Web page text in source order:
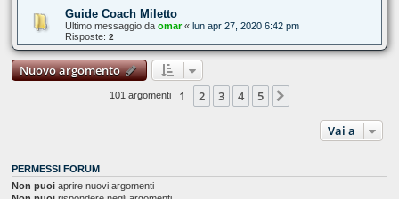
Guide Coach Miletto
Ultimo messaggio da omar« lun apr 27, 2020 6:42 pm
Risposte: 2
Nuovo argomento
101 argomenti 1 2 3 4 5
Vai a
PERMESSI FORUM
Non puoi aprire nuovi argomenti